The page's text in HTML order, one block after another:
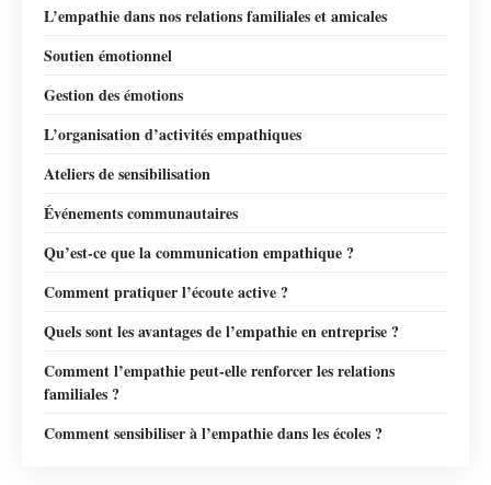
L’empathie dans nos relations familiales et amicales
Soutien émotionnel
Gestion des émotions
L’organisation d’activités empathiques
Ateliers de sensibilisation
Événements communautaires
Qu’est-ce que la communication empathique ?
Comment pratiquer l’écoute active ?
Quels sont les avantages de l’empathie en entreprise ?
Comment l’empathie peut-elle renforcer les relations
familiales ?
Comment sensibiliser à l’empathie dans les écoles ?